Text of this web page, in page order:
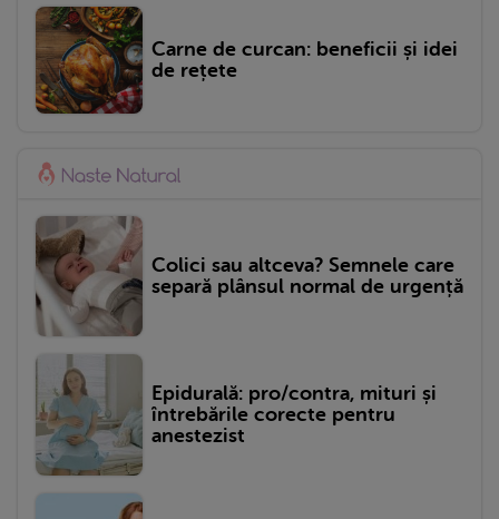
Carne de curcan: beneficii și idei
de rețete
Colici sau altceva? Semnele care
separă plânsul normal de urgență
Epidurală: pro/contra, mituri și
întrebările corecte pentru
anestezist